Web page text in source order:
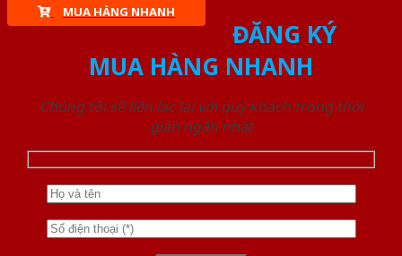
MUA HÀNG NHANH
ĐĂNG KÝ
MUA HÀNG NHANH
Chúng tôi sẽ liên lạc lại với quý khách trong thời
gian ngắn nhất